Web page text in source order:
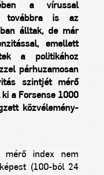
a vírussal
továbbra is az
álltak, de már
emellett
a politikához
párhuzamosan
szintjét mérő
a Forsense 1000
közvélemény-
mérő index nem
(100-ból 24